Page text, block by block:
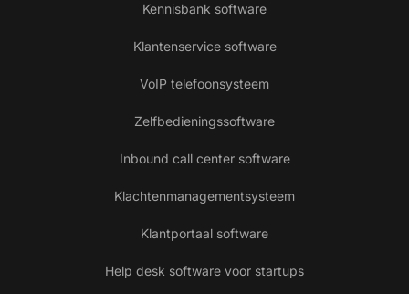
Kennisbank software
Klantenservice software
VoIP telefoonsysteem
Zelfbedieningssoftware
Inbound call center software
Klachtenmanagementsysteem
Klantportaal software
Help desk software voor startups